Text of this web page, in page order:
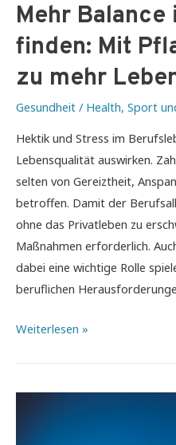
Mehr
finden: Mit
zu mehr
Gesundheit / Health, Sport
Hektik und Stress im
Lebensqualität auswirken.
selten von Gereiztheit,
betroffen. Damit der
ohne das Privatleben zu
Maßnahmen erforderlich.
dabei eine wichtige Rolle
beruflichen
Mehr
Alltag
Weiterlesen »